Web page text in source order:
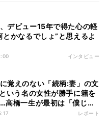
デビュー15年で得た心の軽
とかなるでしょ”と思えるよ
インタビュー
覚えのない「続柄:妻」の文
いう名の女性が勝手に籍を
高橋一生が最初は「僕じゃ
いかな」と思った役を引き
画『ラプソディ・ラプソデ
レポート